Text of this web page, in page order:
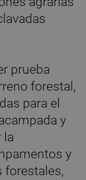
prueba
forestal,
para el
y
la
y
forestales,